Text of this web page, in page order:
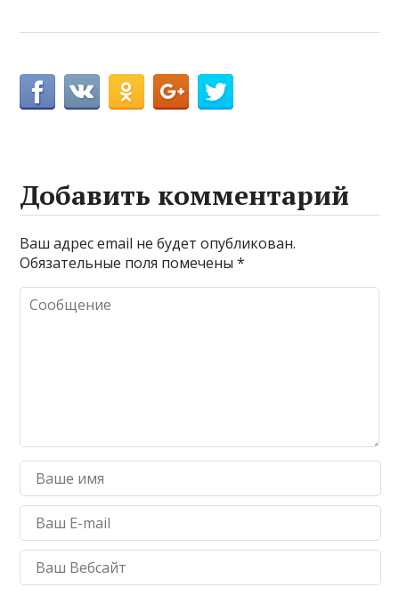
Добавить комментарий
Ваш адрес email не будет опубликован.
Обязательные поля помечены*